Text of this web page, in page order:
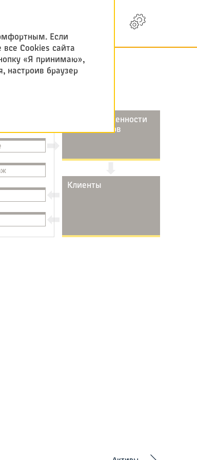
Ключевые ценности
для клиентов
Клиенты
Если
Cookies сайта
«Я принимаю»,
настроив браузер